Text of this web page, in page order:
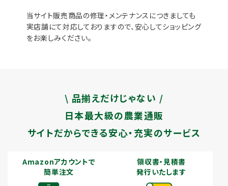
当サイト販売商品の修理・メンテナンスにつきましても
実店舗にて対応しておりますので、安心してショッピング
をお楽しみください。
\ 品揃えだけじゃない /
日本最大級の農業通販
サイトだからできる安心・充実のサービス
Amazonアカウントで
簡単注文
領収書・見積書
発行いたします